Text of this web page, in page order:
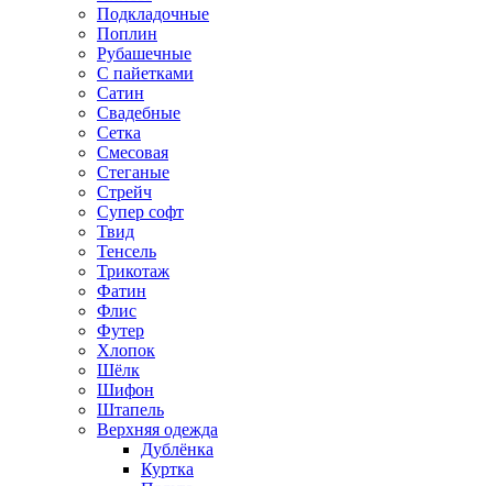
Подкладочные
Поплин
Рубашечные
С пайетками
Сатин
Свадебные
Сетка
Смесовая
Стеганые
Стрейч
Супер софт
Твид
Тенсель
Трикотаж
Фатин
Флис
Футер
Хлопок
Шёлк
Шифон
Штапель
Верхняя одежда
Дублёнка
Куртка